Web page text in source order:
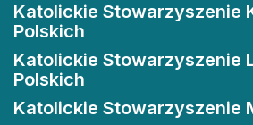
Katolickie Stowarzyszenie
Polskich
Katolickie Stowarzyszenie
Polskich
Katolickie Stowarzyszenie